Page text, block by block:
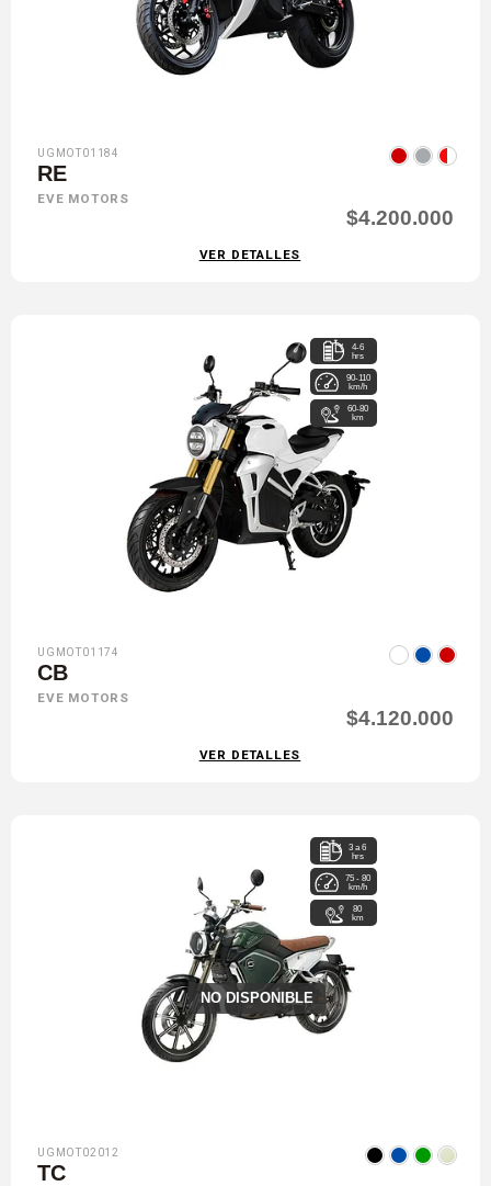
UGMOT01184
RE
EVE MOTORS
$4.200.000
VER DETALLES
4-6
hrs
90-110
km/h
60-80
km
UGMOT01174
CB
EVE MOTORS
$4.120.000
VER DETALLES
NO DISPONIBLE
3 a 6
hrs
75 - 80
km/h
80
km
UGMOT02012
TC